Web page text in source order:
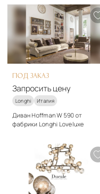
арт-деко
Подробнее
Запросить цену
ПОД ЗАКАЗ
Запросить цену
Longhi Италия
Диван Hoffman W 590 от
фабрики Longhi Loveluxe
Дерево, ткань
Подробнее